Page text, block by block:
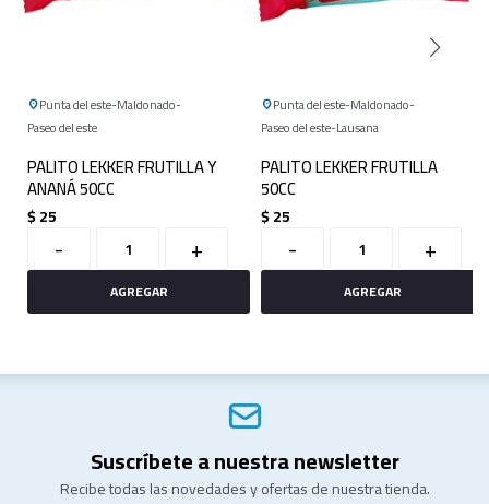
Punta del este Maldonado
Paseo del este
PALITO LEKKER FRUTILLA Y
ANANÁ 50CC
$25
- +
Punta del este Maldonado
Paseo del este Lausana
PALITO LEKKER FRUTILLA
50CC
$25
- +
Suscríbete a nuestra newsletter
Recibe todas las novedades y ofertas de nuestra tienda.